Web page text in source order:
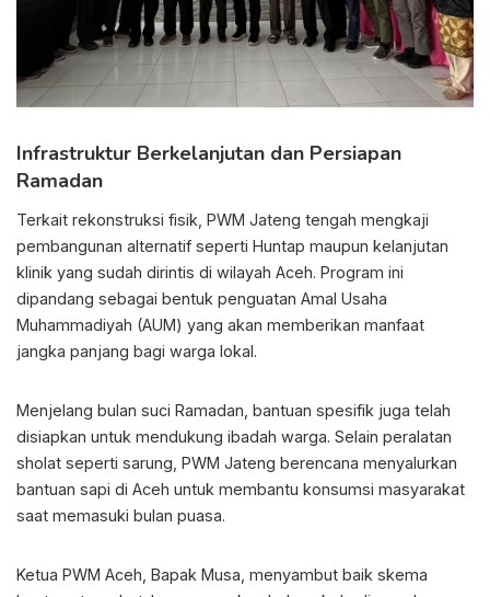
Infrastruktur Berkelanjutan dan Persiapan
Ramadan
Terkait rekonstruksi fisik, PWM Jateng tengah mengkaji
pembangunan alternatif seperti Huntap maupun kelanjutan
klinik yang sudah dirintis di wilayah Aceh. Program ini
dipandang sebagai bentuk penguatan Amal Usaha
Muhammadiyah (AUM) yang akan memberikan manfaat
jangka panjang bagi warga lokal.
Menjelang bulan suci Ramadan, bantuan spesifik juga telah
disiapkan untuk mendukung ibadah warga. Selain peralatan
sholat seperti sarung, PWM Jateng berencana menyalurkan
bantuan sapi di Aceh untuk membantu konsumsi masyarakat
saat memasuki bulan puasa.
Ketua PWM Aceh, Bapak Musa, menyambut baik skema